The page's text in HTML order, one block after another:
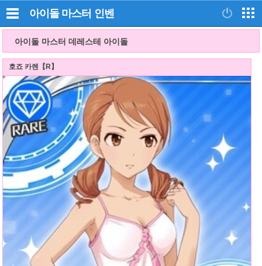
아이돌 마스터 인벤
아이돌 마스터 데레스테 아이돌
호죠 카렌【R】